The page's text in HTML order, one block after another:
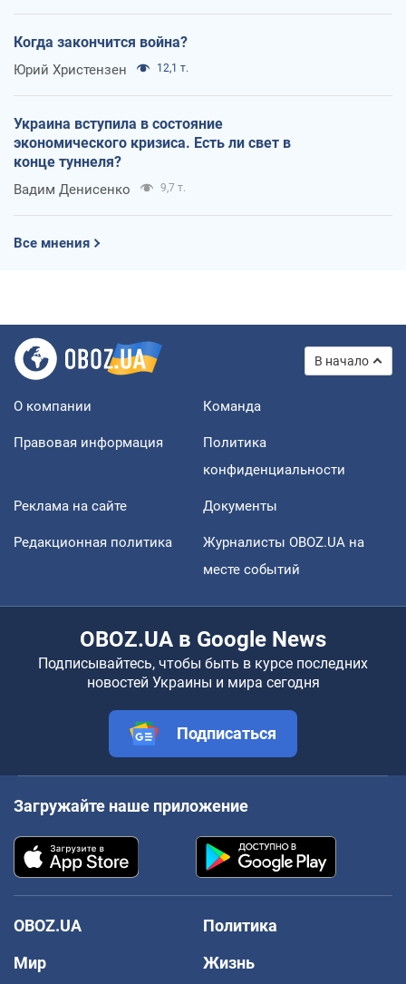
Когда закончится война?
Юрий Христензен 12,1 т.
Украина вступила в состояние
экономического кризиса. Есть ли свет в
конце туннеля?
Вадим Денисенко 9,7 т.
Все мнения
В начало
О компании Команда
Правовая информация
Политика
конфиденциальности
Реклама на сайте Документы
Редакционная политика
Журналисты OBOZ.UA на
месте событий
OBOZ.UA в Google News
Подписывайтесь, чтобы быть в курсе последних
новостей Украины и мира сегодня
Подписаться
Загружайте наше приложение
OBOZ.UA
Политика
Мир
Жизнь